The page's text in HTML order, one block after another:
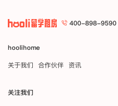
400-898-9590
hoolihome
关于我们
合作伙伴 资讯
关注我们